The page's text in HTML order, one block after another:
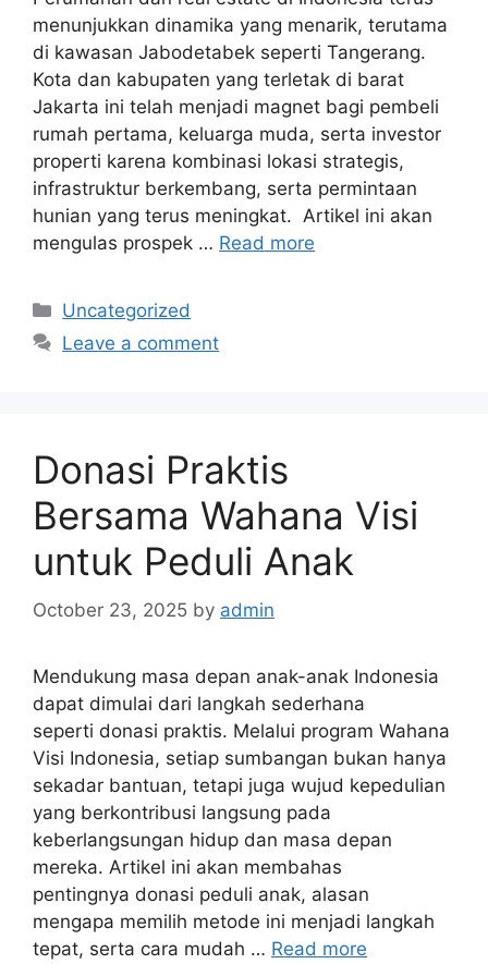
menunjukkan dinamika yang menarik, terutama
di kawasan Jabodetabek seperti Tangerang.
Kota dan kabupaten yang terletak di barat
Jakarta ini telah menjadi magnet bagi pembeli
rumah pertama, keluarga muda, serta investor
properti karena kombinasi lokasi strategis,
infrastruktur berkembang, serta permintaan
hunian yang terus meningkat. Artikel ini akan
mengulas prospek … Read more
Categories
Uncategorized
Leave a comment
Donasi Praktis
Bersama Wahana Visi
untuk Peduli Anak
October 23, 2025 by admin
Mendukung masa depan anak-anak Indonesia
dapat dimulai dari langkah sederhana
seperti donasi praktis. Melalui program Wahana
Visi Indonesia, setiap sumbangan bukan hanya
sekadar bantuan, tetapi juga wujud kepedulian
yang berkontribusi langsung pada
keberlangsungan hidup dan masa depan
mereka. Artikel ini akan membahas
pentingnya donasi peduli anak, alasan
mengapa memilih metode ini menjadi langkah
tepat, serta cara mudah … Read more